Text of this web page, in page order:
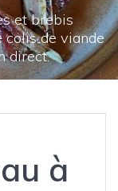
et brebis
colis de viande
direct.
à